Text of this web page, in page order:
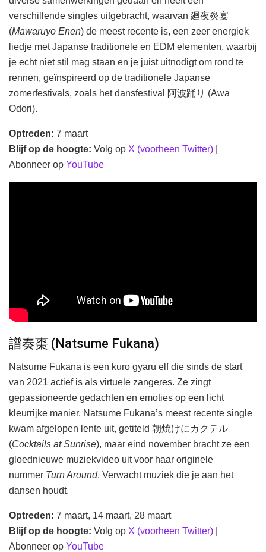
verschillende singles uitgebracht, waarvan 廻夜炎宴
(Mawaruyo Enen) de meest recente is, een zeer energiek
liedje met Japanse traditionele en EDM elementen, waarbij
je echt niet stil mag staan en je juist uitnodigt om rond te
rennen, geïnspireerd op de traditionele Japanse
zomerfestivals, zoals het dansfestival 阿波踊り (Awa
Odori).
Optreden: 7 maart
Blijf op de hoogte: Volg op X (voorheen Twitter)
Abonneer op YouTube
譜奏棗 (Natsume Fukana)
Natsume Fukana is een kuro gyaru elf die sinds de start
van 2021 actief is als virtuele zangeres. Ze zingt
gepassioneerde gedachten en emoties op een licht
kleurrijke manier. Natsume Fukana’s meest recente single
kwam afgelopen lente uit, getiteld 朝焼けにカクテル
(Cocktails at Sunrise), maar eind november bracht ze een
gloednieuwe muziekvideo uit voor haar originele
nummer Turn Around. Verwacht muziek die je aan het
dansen houdt.
Optreden: 7 maart, 14 maart, 28 maart
Blijf op de hoogte: Volg op X (voorheen Twitter)
Abonneer op YouTube